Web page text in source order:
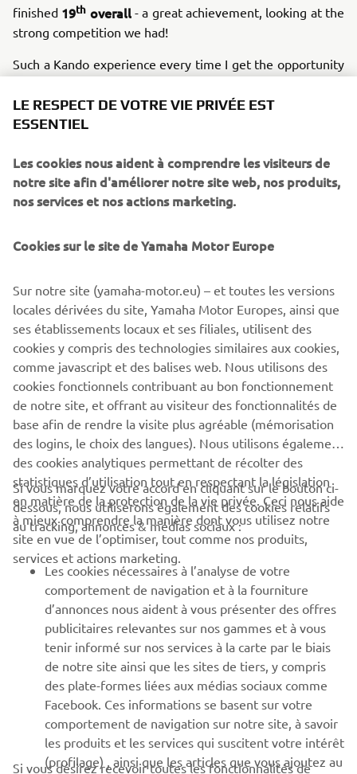
finished 19th overall- a great achievement, looking at the
strong competition we had!
Such a Kando experience every time I get the opportunity
*Kando is a Japanese word for the simultaneous feelings
of deep satisfaction and intense excitement that we
value.
The information and/or imagery on these webpages may
never be used for commercial or non-commercial
purposes without the explicit written consent of Yamaha
Motor Europe N.V. and/or Yamaha Motor Co., Ltd.
Always ride in a safe manner and obey all local road laws.
CORPORATE
BUSINESS
PLUS DE YAMAHA
SOUTIEN
BULLETIN
Soyez le premier à connaître les dernières offres, les événements
spéciaux, les nouveautés et bien plus encore
LE RESPECT DE VOTRE VIE PRIVÉE EST
ESSENTIEL
Les cookies nous aident à comprendre les visiteurs de
notre site afin d'améliorer notre site web, nos produits,
nos services et nos actions marketing.
Cookies sur le site de Yamaha Motor Europe
Sur notre site (yamaha-motor.eu) – et toutes les versions
locales dérivées du site, Yamaha Motor Europes, ainsi que
ses établissements locaux et ses filiales, utilisent des
cookies y compris des technologies similaires aux cookies,
comme javascript et des balises web. Nous utilisons des
cookies fonctionnels contribuant au bon fonctionnement
de notre site, et offrant au visiteur des fonctionnalités de
base afin de rendre la visite plus agréable (mémorisation
des logins, le choix des langues). Nous utilisons également
des cookies analytiques permettant de récolter des
statistiques d’utilisation tout en respectant la législation
en matière de la protection de la vie privée. Ceci nous aide
à mieux comprendre la manière dont vous utilisez notre
site en vue de l’optimiser, tout comme nos produits,
services et actions marketing.
Si vous marquez votre accord en cliquant sur le bouton ci-
dessous, nous utiliserons également des cookies relatifs
au tracking, annonces & médias sociaux :
Les cookies nécessaires à l’analyse de votre
comportement de navigation et à la fourniture
d’annonces nous aident à vous présenter des offres
publicitaires relevantes sur nos gammes et à vous
tenir informé sur nos services à la carte par le biais
de notre site ainsi que les sites de tiers, y compris
des plate-formes liées aux médias sociaux comme
Facebook. Ces informations se basent sur votre
comportement de navigation sur notre site, à savoir
les produits et les services qui suscitent votre intérêt
(profilage) , ainsi que les articles que vous ajoutez au
Si vous désirez recevoir toutes les fonctionnalités de